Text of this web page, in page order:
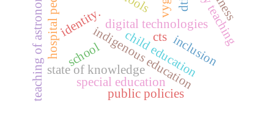
indigenous education
identity.
state of knowledge
school
digital technologies
child education
cts inclusion
special education
public policies
teaching of astronomy